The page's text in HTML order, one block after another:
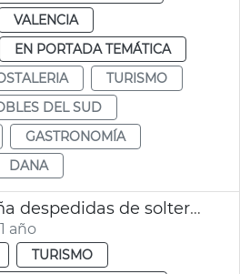
VALENCIA
EN PORTADA TEMÁTICA
TURISMO
DEL SUD
GASTRONOMÍA
DANA
premio campaña despedidas de soltero valència
año
TURISMO